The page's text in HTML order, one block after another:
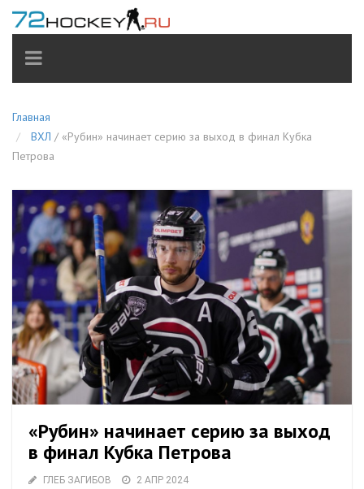
TOGGLE
NAVIGATION
Главная
ВХЛ / «Рубин» начинает серию за выход в финал Кубка
Петрова
«Рубин» начинает серию за выход
в финал Кубка Петрова
ГЛЕБ ЗАГИБОВ
2 АПР 2024